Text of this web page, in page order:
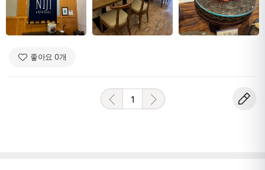
좋아요 0개
1